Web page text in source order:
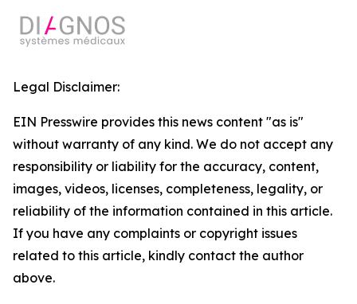
Legal Disclaimer:
EIN Presswire provides this news content "as is"
without warranty of any kind. We do not accept any
responsibility or liability for the accuracy, content,
images, videos, licenses, completeness, legality, or
reliability of the information contained in this article.
If you have any complaints or copyright issues
related to this article, kindly contact the author
above.